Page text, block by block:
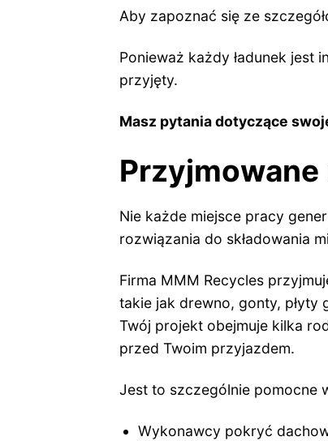
Aby zapoznać się ze
Ponieważ każdy ładunek jest
przyjęty.
Masz pytania dotyczące
Przyjmowane
Nie każde miejsce pracy
rozwiązania do składowania
Firma MMM Recycles
takie jak drewno, gonty, płyty
Twój projekt obejmuje kilka
przed Twoim przyjazdem.
Jest to szczególnie pomocne
Wykonawcy pokryć